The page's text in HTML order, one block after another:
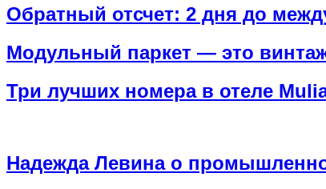
Обратный отсчет: 2 дня до
Модульный паркет — это
Три лучших номера в отеле
Надежда Левина о